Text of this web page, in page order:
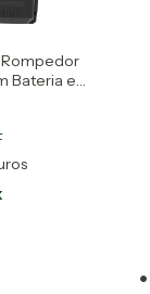
Bateria e